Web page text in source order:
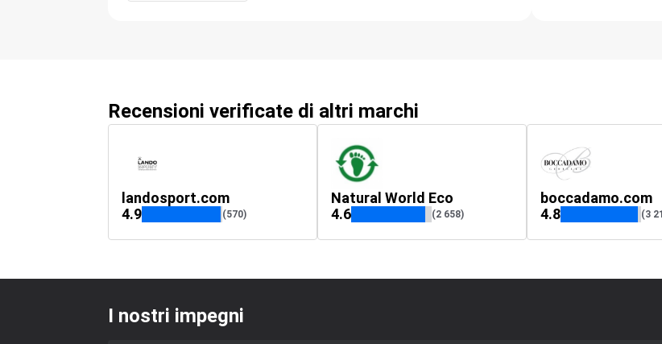
Recensioni verificate di altri marchi
landosport.com
4.9
(570)
Natural World Eco
4.6
(2 658)
boccadamo.com
4.8
(3
I nostri impegni